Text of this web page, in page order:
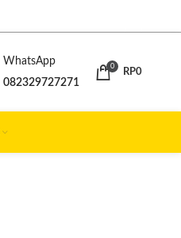
WhatsApp
082329727271
0
RP0